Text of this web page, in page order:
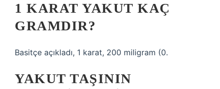
1 KARAT YAKUT KAÇ
GRAMDIR?
Basitçe açıkladı, 1 karat, 200 miligram (0.
YAKUT TAŞININ